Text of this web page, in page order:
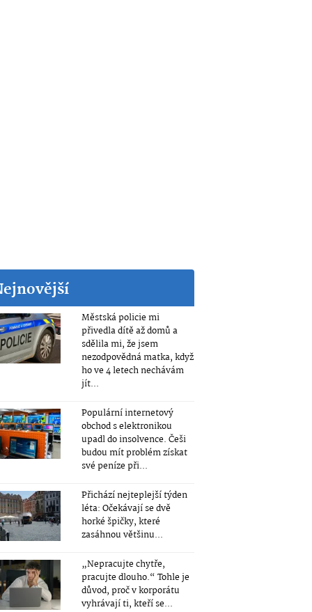
Městská policie mi
přivedla dítě až domů a
sdělila mi, že jsem
nezodpovědná matka, když
ho ve 4 letech nechávám
jít...
Populární internetový
obchod s elektronikou
upadl do insolvence. Češi
budou mít problém získat
své peníze při...
Přichází nejteplejší týden
léta: Očekávají se dvě
horké špičky, které
zasáhnou většinu...
„Nepracujte chytře,
pracujte dlouho.“ Tohle je
důvod, proč v korporátu
vyhrávají ti, kteří se...